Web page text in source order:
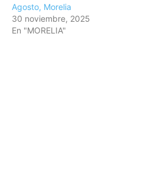
Agosto, Morelia
30 noviembre, 2025
En "MORELIA"